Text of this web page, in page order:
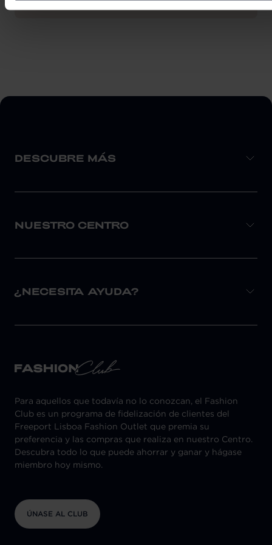
DESCUBRE MÁS
NUESTRO CENTRO
¿NECESITA AYUDA?
Para aquellos que todavía no lo conozcan, el Fashion
Club es un programa de fidelización de clientes del
Freeport Lisboa Fashion Outlet que premia su
preferencia y las compras que realiza en nuestro Centro.
Descubra todo lo que puede ahorrar y ganar y hágase
miembro hoy mismo.
ÚNASE AL CLUB